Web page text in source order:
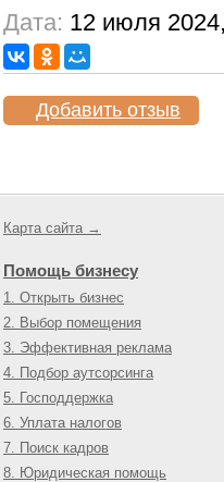
Дата: 12 июля
Добавить отзыв
Карта сайта →
Помощь бизнесу
1. Открыть бизнес
2. Выбор помещения
3. Эффективная реклама
4. Подбор аутсорсинга
5. Господдержка
6. Уплата налогов
7. Поиск кадров
8. Юридическая помощь